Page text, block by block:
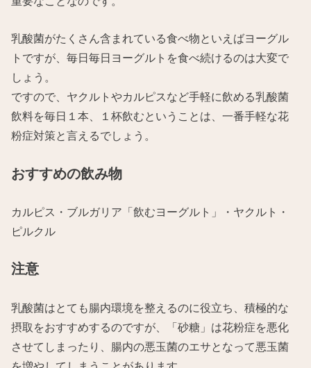
乳酸菌がたくさん含まれている食べ物といえばヨーグル
トですが、毎日毎日ヨーグルトを食べ続けるのは大変で
しょう。
ですので、ヤクルトやカルピスなど手軽に飲める乳酸菌
飲料を毎日１本、１杯飲むということは、一番手軽な花
粉症対策と言えるでしょう。
おすすめの飲み物
カルピス・ブルガリア「飲むヨーグルト」・ヤクルト・
ピルクル
注意
乳酸菌はとても腸内環境を整えるのに役立ち、積極的な
摂取をおすすめするのですが、「砂糖」は花粉症を悪化
させてしまったり、腸内の悪玉菌のエサとなって悪玉菌